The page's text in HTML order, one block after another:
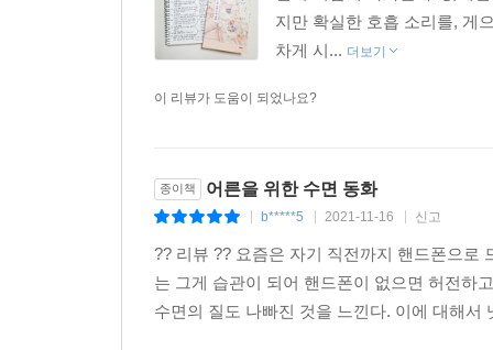
지만 확실한 호흡 소리를, 게
차게 시... 더보기
이 리뷰가 도움이 되었나요?
종이책 어른을 위한 수면 동화
b*****5 2021-11-16 신고
?? 리뷰 ?? 요즘은 자기 직전까지 핸드폰으로
는 그게 습관이 되어 핸드폰이 없으면 허전하
수면의 질도 나빠진 것을 느낀다. 이에 대해